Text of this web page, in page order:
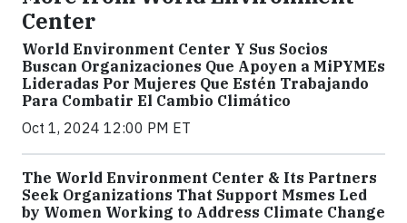
Center
World Environment Center Y Sus Socios
Buscan Organizaciones Que Apoyen a MiPYMEs
Lideradas Por Mujeres Que Estén Trabajando
Para Combatir El Cambio Climático
Oct 1, 2024 12:00 PM ET
The World Environment Center & Its Partners
Seek Organizations That Support Msmes Led
by Women Working to Address Climate Change